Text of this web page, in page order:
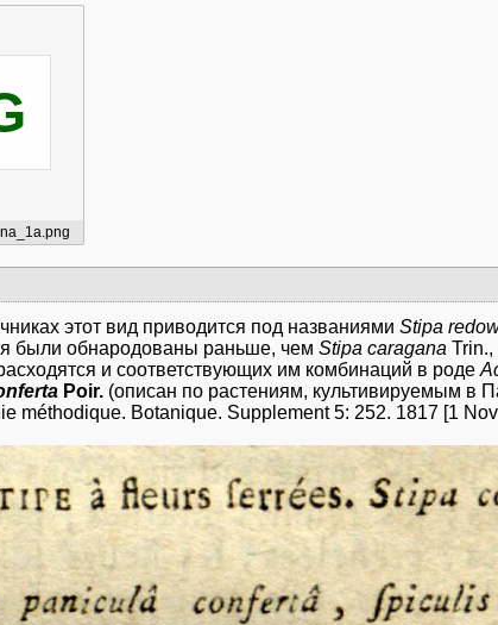
этот вид приводится под названиями Stipa
были обнародованы раньше, чем Stipa caragana
и соответствующих им комбинаций в роде
Poir. (описан по растениям, культивируемым в
méthodique. Botanique. Supplement 5: 252. 1817 [1